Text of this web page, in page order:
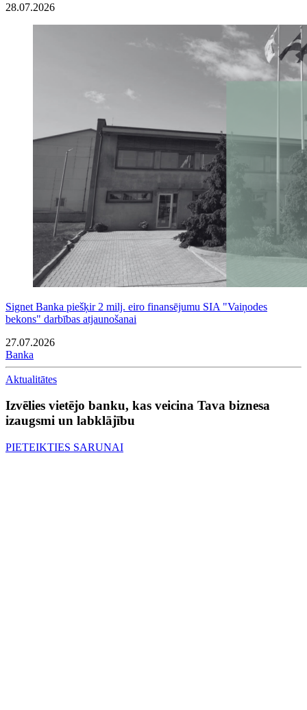
28.07.2026
Signet Banka piešķir 2 milj. eiro finansējumu SIA "Vaiņodes
bekons" darbības atjaunošanai
27.07.2026
Banka
Aktualitātes
Izvēlies vietējo banku, kas veicina Tava biznesa
izaugsmi un labklājību
PIETEIKTIES SARUNAI